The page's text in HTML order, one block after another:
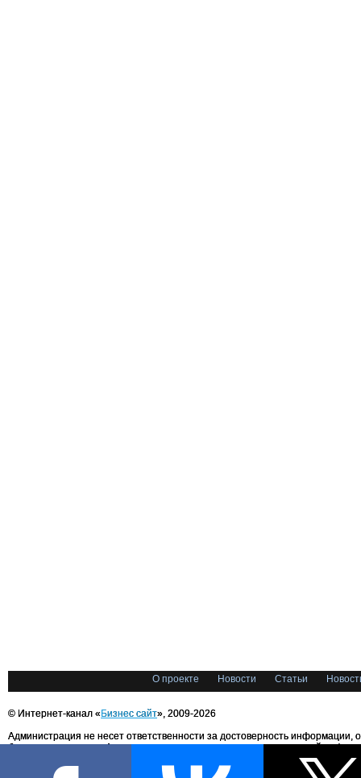
О проекте Новости Статьи
© Интернет-канал «Бизнес сайт», 2009-2026
Администрация не несет ответственности за достоверность информации,
блоггерами портала. Администрация не предоставляет справочной
Все права на любые материалы, опубликованные на сайте, защищены в